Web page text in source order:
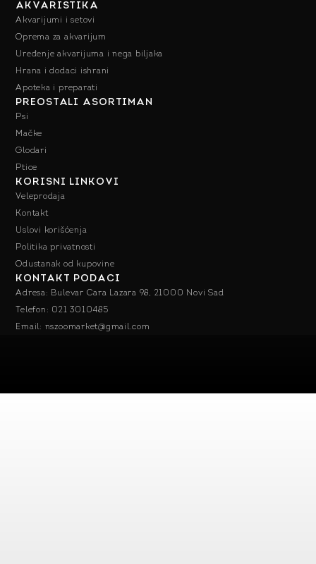
AKVARISTIKA
Akvarijumi i setovi
Oprema za akvarijum
Uređenje akvarijuma i nega biljaka
Hrana i dodaci ishrani
Apoteka i preparati
PREOSTALI ASORTIMAN
Psi
Mačke
Glodari
Ptice
KORISNI LINKOVI
Veleprodaja
Kontakt
Uslovi korišćenja
Politika privatnosti
Odustanak od kupovine
KONTAKT PODACI
Adresa: Bulevar Cara Lazara 98, 21000 Novi Sad
Telefon: 021 3010485
Email: nszoomarket@gmail.com